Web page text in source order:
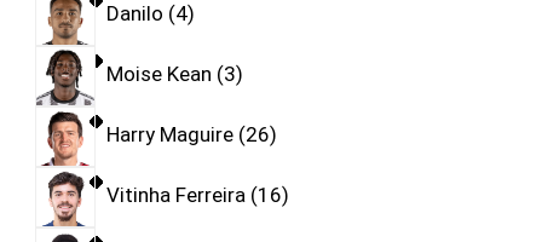
Danilo 4
Moise Kean 3
Harry Maguire 26
Vitinha Ferreira 16